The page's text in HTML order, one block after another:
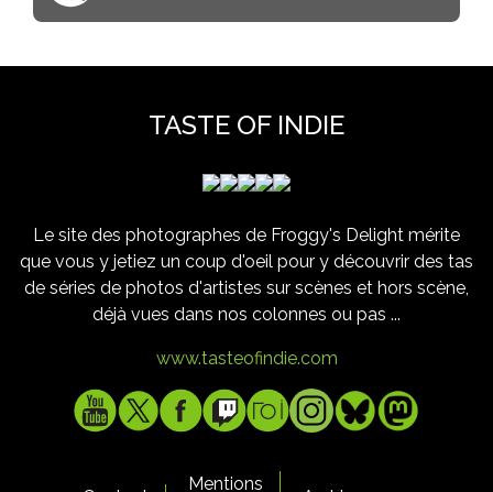
TASTE OF INDIE
Le site des photographes de Froggy's Delight mérite
que vous y jetiez un coup d'oeil pour y découvrir des tas
de séries de photos d'artistes sur scènes et hors scène,
déjà vues dans nos colonnes ou pas ...
www.tasteofindie.com
Mentions